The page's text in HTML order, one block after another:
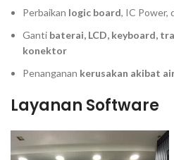
Perbaikan logic board, IC Power,
Ganti baterai, LCD, keyboard,
konektor
Penanganan kerusakan akibat
Layanan Software